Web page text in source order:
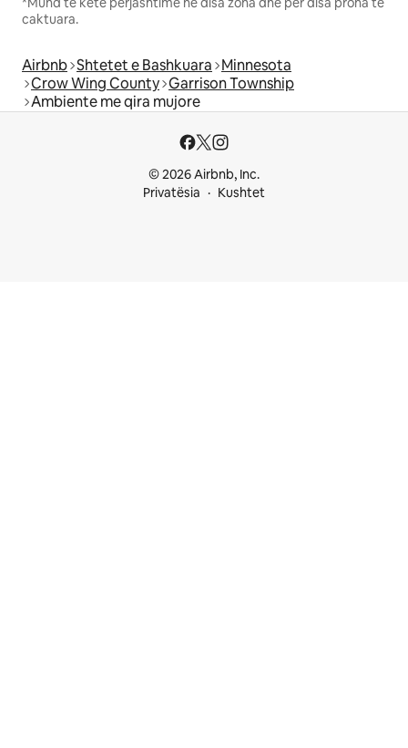
caktuara.
Airbnb Shtetet e Bashkuara Minnesota
Crow Wing County Garrison Township
Ambiente me qira mujore
© 2026 Airbnb, Inc.
Privatësia
Kushtet